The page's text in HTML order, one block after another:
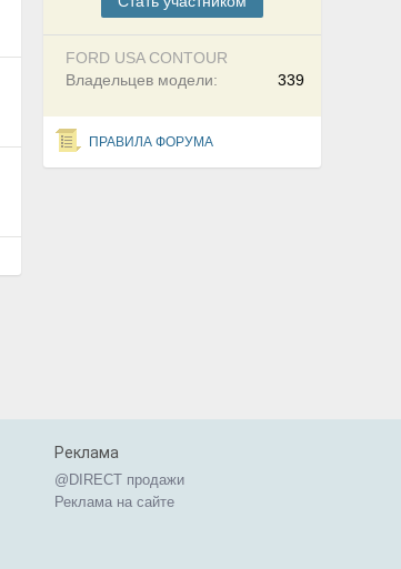
FORD USA CONTOUR
339
Владельцев модели:
ПРАВИЛА ФОРУМА
Реклама
@DIRECT продажи
Реклама на сайте